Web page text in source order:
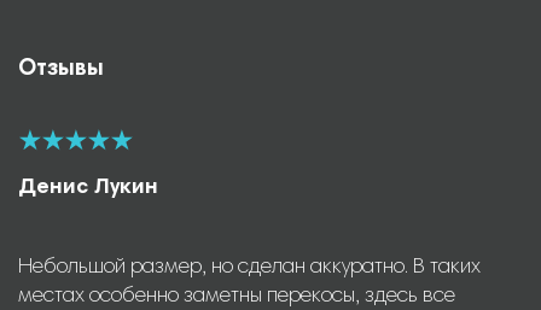
Отзывы
Денис Лукин
Небольшой размер, но сделан аккуратно. В таких
местах особенно заметны перекосы, здесь все